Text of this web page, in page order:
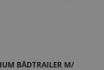
BÅDTRAILER M/